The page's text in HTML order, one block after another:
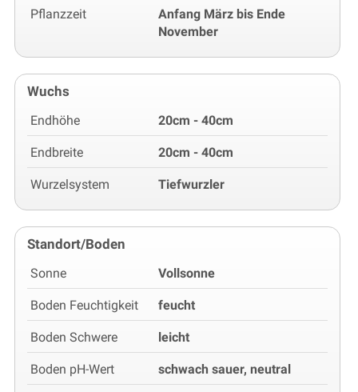
Pflanzzeit
Anfang März bis Ende
November
Wuchs
Endhöhe 20cm - 40cm
Endbreite 20cm - 40cm
Wurzelsystem Tiefwurzler
Standort/Boden
Sonne Vollsonne
Boden Feuchtigkeit feucht
Boden Schwere leicht
Boden pH-Wert schwach sauer, neutral